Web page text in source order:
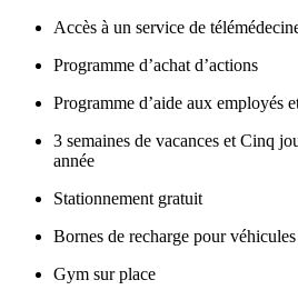
Accès à un service de
Programme d’achat d’actions
Programme d’aide aux employés
3 semaines de vacances et Cinq
année
Stationnement gratuit
Bornes de recharge pour
Gym sur place